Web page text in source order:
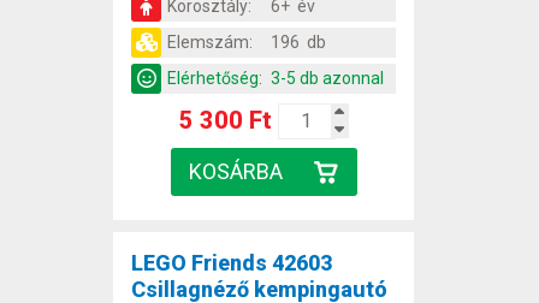
Korosztály:
6+ év
Elemszám:
196 db
Elérhetőség: 3-5 db azonnal
5 300 Ft
LEGO Friends 42603
Csillagnéző kempingautó